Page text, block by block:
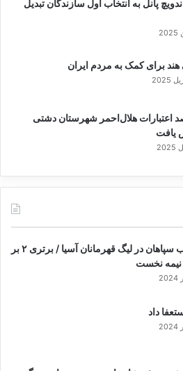
آیفون ۱۳ نسخه CH (۱۲۸
81 میلیون و 300
آیفون ۱۴ نسخه CH (۱۲۸
نسخه
پانل به انتخاب اول سازندگان تبدیل
هند برای کمک به مردم ایران
اعتبارات هلال‌احمر شهرستان دشتی
یافت
آغاز خوب سپاهان در لیگ قهرمانان آسیا / برتری ۲ بر
نخست
داد